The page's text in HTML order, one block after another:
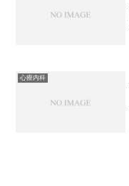
心療内科